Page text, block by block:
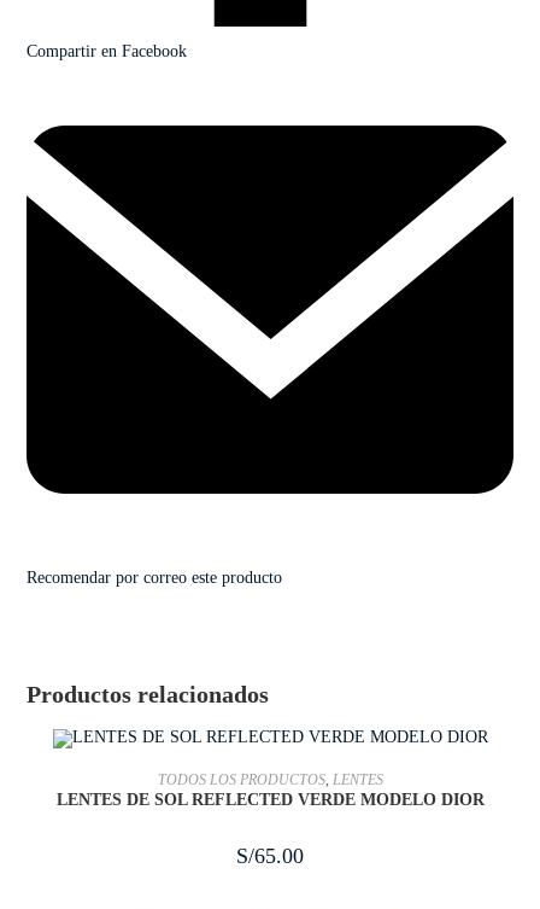
Compartir en Facebook
Recomendar por correo este producto
Productos relacionados
AÑADIR AL CARRITO
TODOS LOS PRODUCTOS, LENTES
LENTES DE SOL REFLECTED VERDE MODELO DIOR
S/65.00